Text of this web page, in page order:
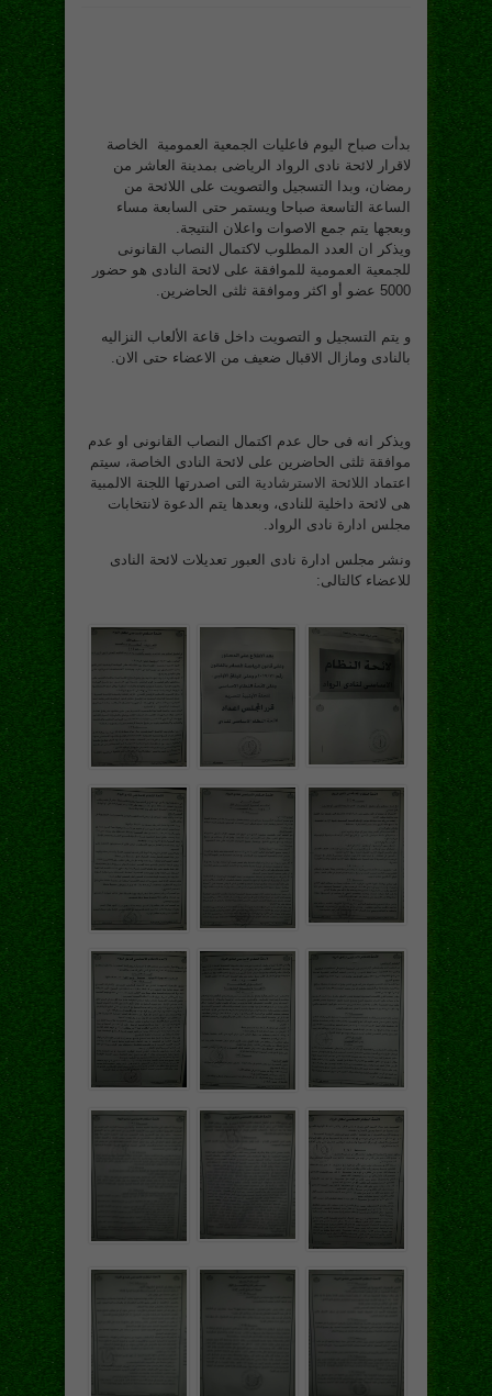
بدأت صباح اليوم فاعليات الجمعية العمومية الخاصة
لاقرار لائحة نادى الرواد الرياضى بمدينة العاشر من
رمضان، وبدا التسجيل والتصويت على اللائحة من
الساعة التاسعة صباحا ويستمر حتى السابعة مساء
وبعجها يتم جمع الاصوات واعلان النتيجة.
ويذكر ان العدد المطلوب لاكتمال النصاب القانونى
للجمعية العمومية للموافقة على لائحة النادى هو حضور
5000 عضو أو اكثر وموافقة ثلثى الحاضرين.
و يتم التسجيل و التصويت داخل قاعة الألعاب النزاليه
بالنادى ومازال الاقبال ضعيف من الاعضاء حتى الان.
ويذكر انه فى حال عدم اكتمال النصاب القانونى او عدم
موافقة ثلثى الحاضرين على لائحة النادى الخاصة، سيتم
اعتماد اللائحة الاسترشادية التى اصدرتها اللجنة الالمبية
هى لائحة داخلية للنادى، وبعدها يتم الدعوة لانتخابات
مجلس ادارة نادى الرواد.
ونشر مجلس ادارة نادى العبور تعديلات لائحة النادى
للاعضاء كالتالى: